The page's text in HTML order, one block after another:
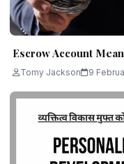
Escrow Account
Tomy Jackson 9